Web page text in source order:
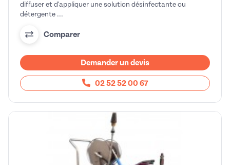
diffuser et d'appliquer une solution désinfectante ou
détergente ...
Comparer
Demander un devis
02 52 52 00 67